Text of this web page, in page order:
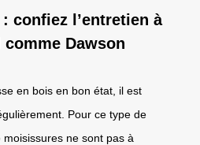
confiez l’entretien à
Dawson
en bois en bon état, il est
Pour ce type de
ne sont pas à